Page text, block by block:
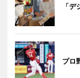
「
プロ